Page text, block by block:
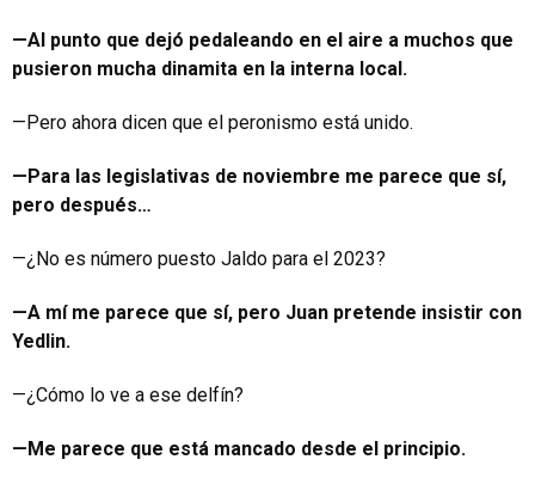
—Al punto que dejó pedaleando en el aire a muchos que
pusieron mucha dinamita en la interna local.
—Pero ahora dicen que el peronismo está unido.
—Para las legislativas de noviembre me parece que sí,
pero después…
—¿No es número puesto Jaldo para el 2023?
—A mí me parece que sí, pero Juan pretende insistir con
Yedlin.
—¿Cómo lo ve a ese delfín?
—Me parece que está mancado desde el principio.